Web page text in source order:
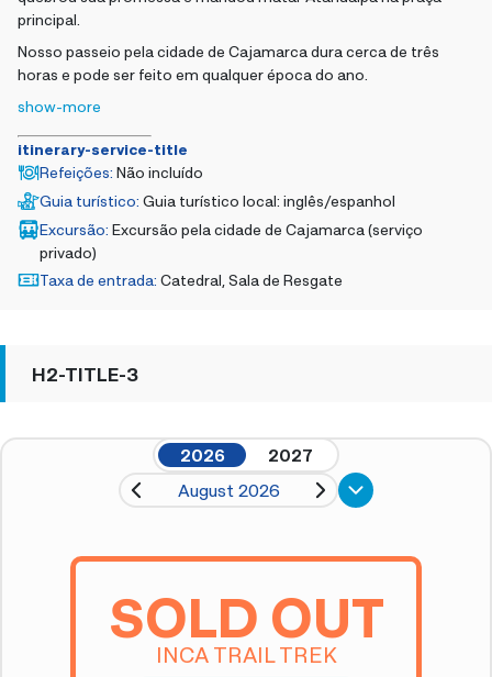
principal.
Nosso passeio pela cidade de Cajamarca dura cerca de três
horas e pode ser feito em qualquer época do ano.
show-more
itinerary-service-title
Refeições: Não incluído
Guia turístico: Guia turístico local: inglês/espanhol
Excursão: Excursão pela cidade de Cajamarca (serviço
privado)
Taxa de entrada: Catedral, Sala de Resgate
H2-TITLE-3
2026
2027
August 2026
SOLD OUT
INCA TRAIL TREK